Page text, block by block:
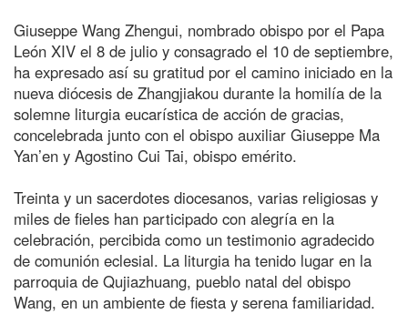
Giuseppe Wang Zhengui, nombrado obispo por el Papa
León XIV el 8 de julio y consagrado el 10 de septiembre,
ha expresado así su gratitud por el camino iniciado en la
nueva diócesis de Zhangjiakou durante la homilía de la
solemne liturgia eucarística de acción de gracias,
concelebrada junto con el obispo auxiliar Giuseppe Ma
Yan’en y Agostino Cui Tai, obispo emérito.
Treinta y un sacerdotes diocesanos, varias religiosas y
miles de fieles han participado con alegría en la
celebración, percibida como un testimonio agradecido
de comunión eclesial. La liturgia ha tenido lugar en la
parroquia de Qujiazhuang, pueblo natal del obispo
Wang, en un ambiente de fiesta y serena familiaridad.